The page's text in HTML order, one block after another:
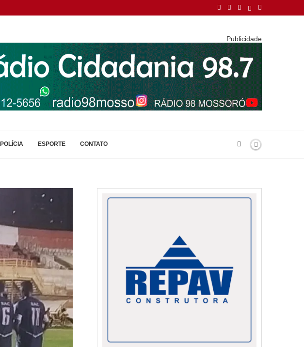
Publicidade
POLÍCIA ESPORTE CONTATO